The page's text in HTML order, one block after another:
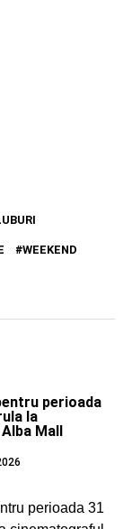
WEEKEND
perioada
la
Mall
perioada 31